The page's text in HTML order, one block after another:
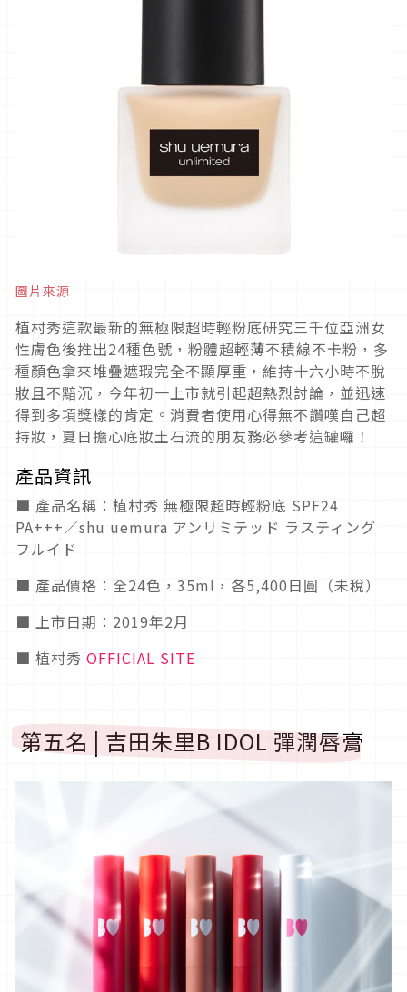
圖片來源
植村秀這款最新的無極限超時輕粉底研究三千位亞洲女
性膚色後推出24種色號，粉體超輕薄不積線不卡粉，多
種顏色拿來堆疊遮瑕完全不顯厚重，維持十六小時不脫
妝且不黯沉，今年初一上市就引起超熱烈討論，並迅速
得到多項獎樣的肯定。消費者使用心得無不讚嘆自己超
持妝，夏日擔心底妝土石流的朋友務必參考這罐囉！
產品資訊
■ 產品名稱：植村秀 無極限超時輕粉底 SPF24
PA+++／shu uemura アンリミテッド ラスティング
フルイド
■ 產品價格：全24色，35ml，各5,400日圓（未稅）
■ 上市日期：2019年2月
■ 植村秀 OFFICIAL SITE
第五名 | 吉田朱里B IDOL 彈潤唇膏